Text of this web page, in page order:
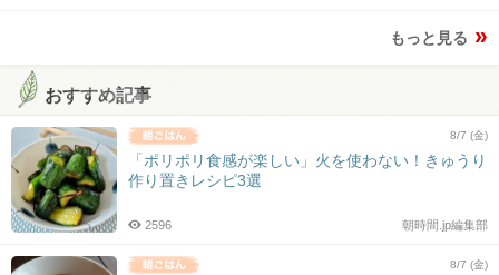
もっと見る
おすすめ記事
8/7 (金)
「ポリポリ食感が楽しい」火を使わない！きゅうり
作り置きレシピ3選
朝時間.jp編集部
2596
8/7 (金)